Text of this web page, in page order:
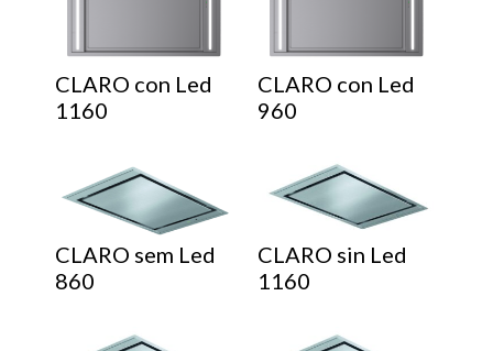
CLARO con Led
1160
CLARO con Led
960
CLARO sem Led
860
CLARO sin Led
1160